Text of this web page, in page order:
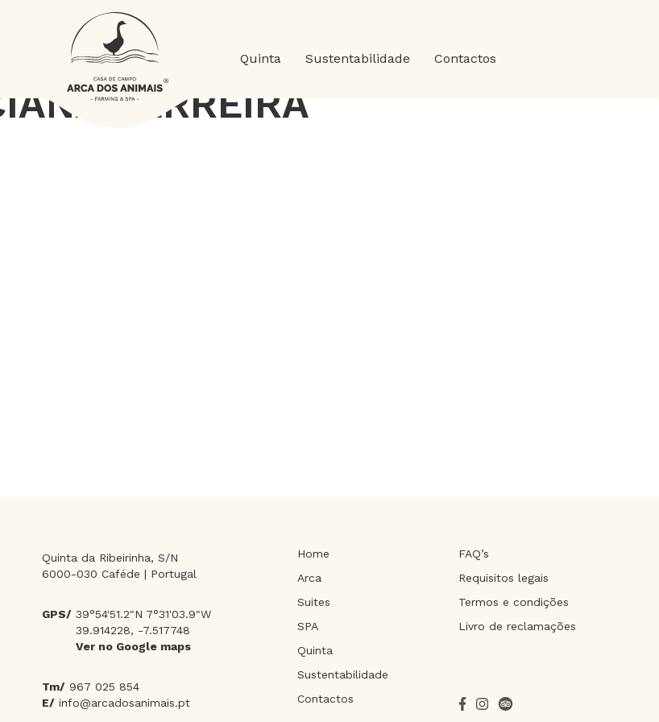
Quinta Sustentabilidade Contactos
FERREIRA
Quinta da Ribeirinha, S/N
6000-030 Caféde | Portugal
GPS/ 39°54'51.2"N 7°31'03.9"W
39.914228, -7.517748
Ver no Google maps
Tm/ 967 025 854
E/ info@arcadosanimais.pt
Home
Arca
Suites
SPA
Quinta
Sustentabilidade
Contactos
FAQ’s
Requisitos legais
Termos e condições
Livro de reclamações